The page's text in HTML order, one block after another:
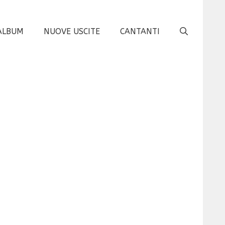
NUOVE USCITE CANTANTI